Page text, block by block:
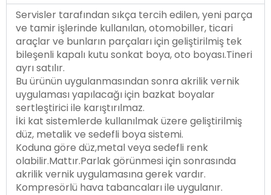
Servisler tarafından sıkça tercih edilen, yeni parça
ve tamir işlerinde kullanılan, otomobiller, ticari
araçlar ve bunların parçaları için geliştirilmiş tek
bileşenli kapalı kutu sonkat boya, oto boyası.Tineri
ayrı satılır.
Bu ürünün uygulanmasından sonra akrilik vernik
uygulaması yapılacağı için bazkat boyalar
sertleştirici ile karıştırılmaz.
İki kat sistemlerde kullanılmak üzere geliştirilmiş
düz, metalik ve sedefli boya sistemi.
Koduna göre düz,metal veya sedefli renk
olabilir.Mattır.Parlak görünmesi için sonrasında
akrilik vernik uygulamasına gerek vardır.
Kompresörlü hava tabancaları ile uygulanır.